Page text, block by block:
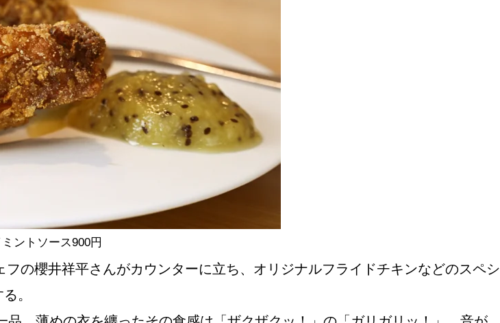
NEW OPEN
CULTURE
関西で開催。おすすめの展覧会
誠光社で選びました。おすすめの本
紹介します。おすすめのイベント
ントソース900円
の櫻井祥平さんがカウンターに立ち、オリジナルフライドチキンなどのスペシ
。